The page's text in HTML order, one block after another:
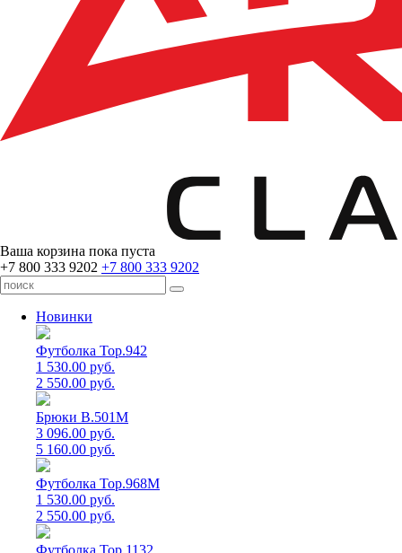
Ваша корзина пока пуста
+7 800 333 9202 +7 800 333 9202
Новинки
Футболка Top.942
1 530.00 руб.
2 550.00 руб.
Брюки B.501M
3 096.00 руб.
5 160.00 руб.
Футболка Top.968M
1 530.00 руб.
2 550.00 руб.